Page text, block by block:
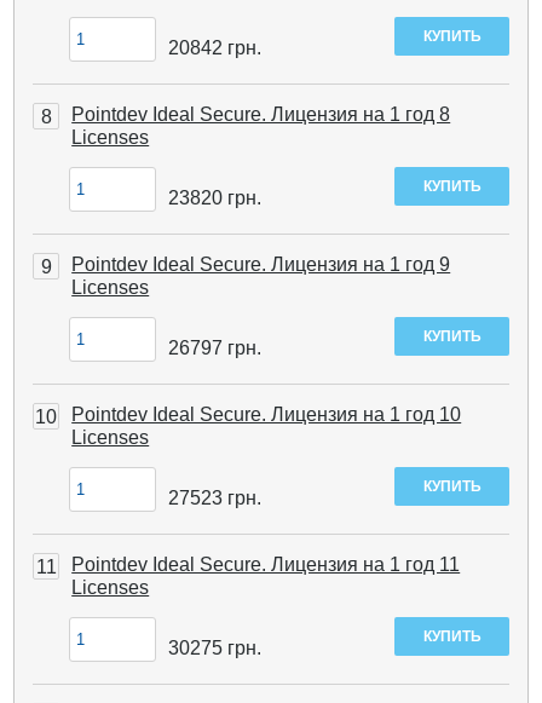
20842 грн.
8
Pointdev Ideal Secure. Лицензия на 1 год 8
Licenses
23820 грн.
9
Pointdev Ideal Secure. Лицензия на 1 год 9
Licenses
26797 грн.
10
Pointdev Ideal Secure. Лицензия на 1 год 10
Licenses
27523 грн.
11
Pointdev Ideal Secure. Лицензия на 1 год 11
Licenses
30275 грн.